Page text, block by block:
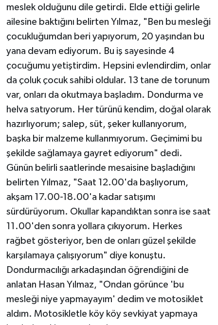
meslek olduğunu dile getirdi. Elde ettiği gelirle
ailesine baktığını belirten Yılmaz, "Ben bu mesleği
çocukluğumdan beri yapıyorum, 20 yaşından bu
yana devam ediyorum. Bu iş sayesinde 4
çocuğumu yetiştirdim. Hepsini evlendirdim, onlar
da çoluk çocuk sahibi oldular. 13 tane de torunum
var, onları da okutmaya başladım. Dondurma ve
helva satıyorum. Her türünü kendim, doğal olarak
hazırlıyorum; salep, süt, şeker kullanıyorum,
başka bir malzeme kullanmıyorum. Geçimimi bu
şekilde sağlamaya gayret ediyorum" dedi.
Günün belirli saatlerinde mesaisine başladığını
belirten Yılmaz, "Saat 12.00'da başlıyorum,
akşam 17.00-18.00'a kadar satışımı
sürdürüyorum. Okullar kapandıktan sonra ise saat
11.00'den sonra yollara çıkıyorum. Herkes
rağbet gösteriyor, ben de onları güzel şekilde
karşılamaya çalışıyorum" diye konuştu.
Dondurmacılığı arkadaşından öğrendiğini de
anlatan Hasan Yılmaz, "Ondan görünce 'bu
mesleği niye yapmayayım' dedim ve motosiklet
aldım. Motosikletle köy köy sevkiyat yapmaya